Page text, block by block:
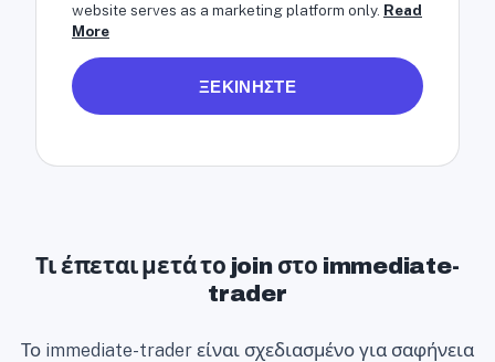
t
+
website serves as a marketing platform only. Read
More
ΞΕΚΙΝΗΣΤΕ
Τι έπεται μετά το join στο immediate-
trader
Το immediate-trader είναι σχεδιασμένο για σαφήνεια